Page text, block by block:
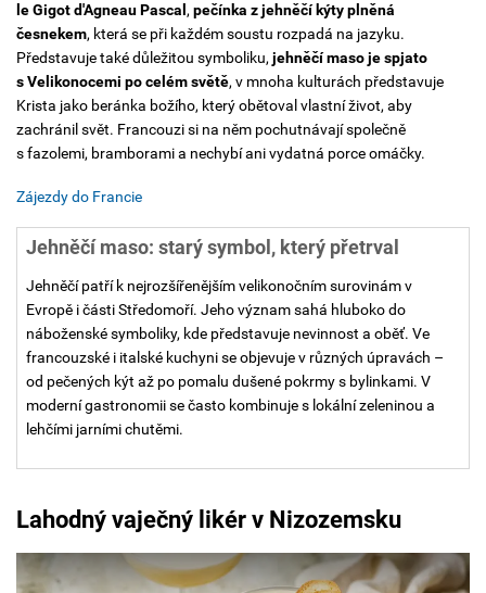
le Gigot d'Agneau Pascal , pečínka z jehněčí kýty plněná
česnekem, která se při každém soustu rozpadá na jazyku.
Představuje také důležitou symboliku, jehněčí maso je spjato
s Velikonocemi po celém světě, v mnoha kulturách představuje
Krista jako beránka božího, který obětoval vlastní život, aby
zachránil svět. Francouzi si na něm pochutnávají společně
s fazolemi, bramborami a nechybí ani vydatná porce omáčky.
Zájezdy do Francie
Jehněčí maso: starý symbol, který přetrval
Jehněčí patří k nejrozšířenějším velikonočním surovinám v
Evropě i části Středomoří. Jeho význam sahá hluboko do
náboženské symboliky, kde představuje nevinnost a oběť. Ve
francouzské i italské kuchyni se objevuje v různých úpravách –
od pečených kýt až po pomalu dušené pokrmy s bylinkami. V
moderní gastronomii se často kombinuje s lokální zeleninou a
lehčími jarními chutěmi.
Lahodný vaječný likér v Nizozemsku